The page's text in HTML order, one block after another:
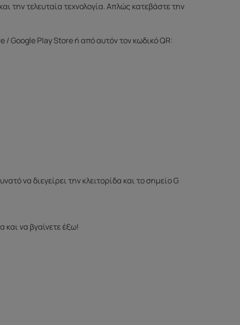
την τελευταία τεχνολογία. Απλώς κατεβάστε την
/ Google Play Store ή από αυτόν τον κωδικό QR:
να διεγείρει την κλειτορίδα και το σημείο G
και να βγαίνετε έξω!